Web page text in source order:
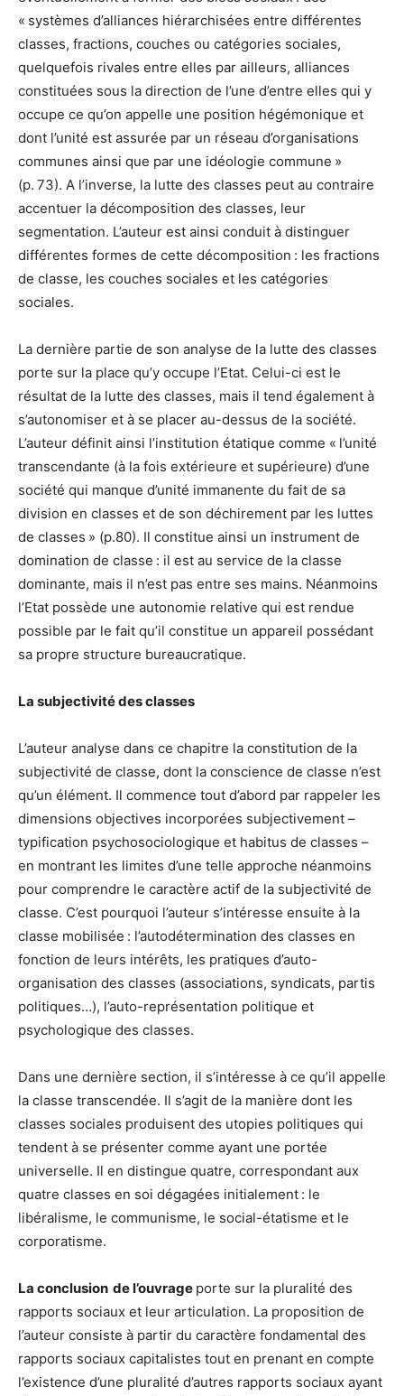
« systèmes d’alliances hiérarchisées entre différentes
classes, fractions, couches ou catégories sociales,
quelquefois rivales entre elles par ailleurs, alliances
constituées sous la direction de l’une d’entre elles qui y
occupe ce qu’on appelle une position hégémonique et
dont l’unité est assurée par un réseau d’organisations
communes ainsi que par une idéologie commune »
(p. 73). A l’inverse, la lutte des classes peut au contraire
accentuer la décomposition des classes, leur
segmentation. L’auteur est ainsi conduit à distinguer
différentes formes de cette décomposition : les fractions
de classe, les couches sociales et les catégories
sociales.
La dernière partie de son analyse de la lutte des classes
porte sur la place qu’y occupe l’Etat. Celui-ci est le
résultat de la lutte des classes, mais il tend également à
s’autonomiser et à se placer au-dessus de la société.
L’auteur définit ainsi l’institution étatique comme « l’unité
transcendante (à la fois extérieure et supérieure) d’une
société qui manque d’unité immanente du fait de sa
division en classes et de son déchirement par les luttes
de classes » (p.80). Il constitue ainsi un instrument de
domination de classe : il est au service de la classe
dominante, mais il n’est pas entre ses mains. Néanmoins
l’Etat possède une autonomie relative qui est rendue
possible par le fait qu’il constitue un appareil possédant
sa propre structure bureaucratique.
La subjectivité des classes
L’auteur analyse dans ce chapitre la constitution de la
subjectivité de classe, dont la conscience de classe n’est
qu’un élément. Il commence tout d’abord par rappeler les
dimensions objectives incorporées subjectivement –
typification psychosociologique et habitus de classes –
en montrant les limites d’une telle approche néanmoins
pour comprendre le caractère actif de la subjectivité de
classe. C’est pourquoi l’auteur s’intéresse ensuite à la
classe mobilisée : l’autodétermination des classes en
fonction de leurs intérêts, les pratiques d’auto-
organisation des classes (associations, syndicats, partis
politiques…), l’auto-représentation politique et
psychologique des classes.
Dans une dernière section, il s’intéresse à ce qu’il appelle
la classe transcendée. Il s’agit de la manière dont les
classes sociales produisent des utopies politiques qui
tendent à se présenter comme ayant une portée
universelle. Il en distingue quatre, correspondant aux
quatre classes en soi dégagées initialement : le
libéralisme, le communisme, le social-étatisme et le
corporatisme.
La conclusion de l’ouvrage porte sur la pluralité des
rapports sociaux et leur articulation. La proposition de
l’auteur consiste à partir du caractère fondamental des
rapports sociaux capitalistes tout en prenant en compte
l’existence d’une pluralité d’autres rapports sociaux ayant